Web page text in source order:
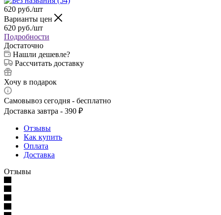
620 руб./шт
Варианты цен
620 руб./шт
Подробности
Достаточно
Нашли дешевле?
Рассчитать доставку
Хочу в подарок
Самовывоз сегодня - бесплатно
Доставка завтра - 390 ₽
Отзывы
Как купить
Оплата
Доставка
Отзывы